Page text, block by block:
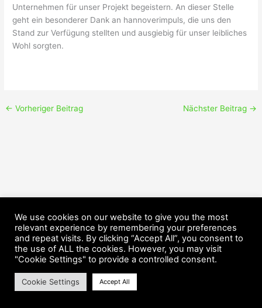
Unternehmen für unser Projekt begeistern. An dieser Stelle
geht ein besonderer Dank an hannoverimpuls, die uns den
Stand zur Verfügung stellten und ausgiebig für unser leibliches
Wohl sorgten.
← Vorheriger Beitrag Nächster Beitrag →
Copyright © 2026 HorsePower Hannover | Präsentiert von
We use cookies on our website to give you the most
relevant experience by remembering your preferences
and repeat visits. By clicking “Accept All”, you consent to
the use of ALL the cookies. However, you may visit
"Cookie Settings" to provide a controlled consent.
Cookie Settings Accept All